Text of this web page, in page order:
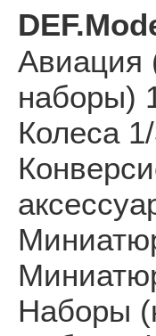
Авиация
наборы)
Колеса
Наборы